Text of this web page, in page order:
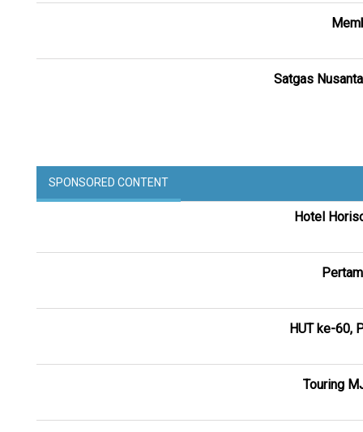
Satgas
SPONSORED CONTENT
Hotel
HUT ke-60,
Touring